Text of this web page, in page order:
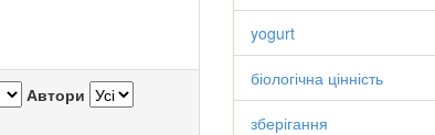
Автори
yogurt
біологічна цінність
зберігання